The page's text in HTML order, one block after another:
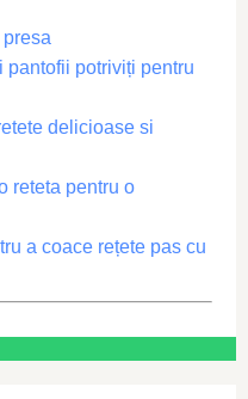
pantofii potriviți pentru
delicioase si
reteta pentru o
a coace rețete pas cu